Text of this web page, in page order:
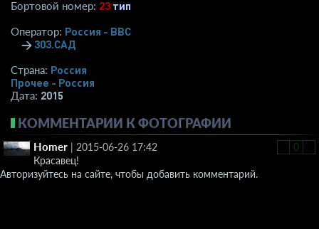
Бортовой номер: 23 тип
Оператор: Россия - ВВС
→ 303.САД
Страна: Россия
Прочее - Россия
Дата: 2015
КОММЕНТАРИИ К ФОТОГРАФИИ
0
Homer | 2015-06-26 17:42
Красавец!
Авторизуйтесь на сайте, чтобы добавить комментарий.